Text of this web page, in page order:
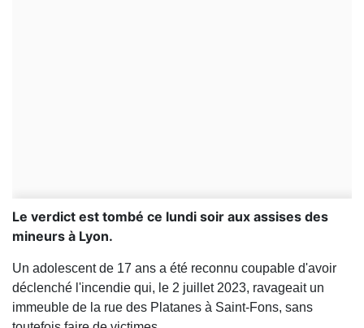
Le verdict est tombé ce lundi soir aux assises des
mineurs à Lyon.
Un adolescent de 17 ans a été reconnu coupable d'avoir
déclenché l'incendie qui, le 2 juillet 2023, ravageait un
immeuble de la rue des Platanes à Saint-Fons, sans